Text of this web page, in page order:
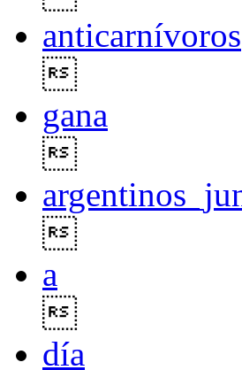
anticarnívoros
gana
a
día